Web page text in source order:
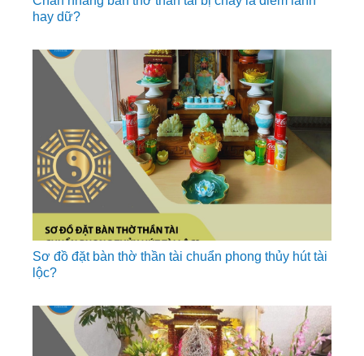
hay dữ?
Sơ đồ đặt bàn thờ thần tài chuẩn phong thủy hút tài
lộc?